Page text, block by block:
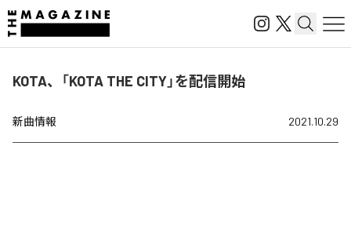
KOTA、「KOTA THE CITY」を配信開始
新曲情報 2021.10.29